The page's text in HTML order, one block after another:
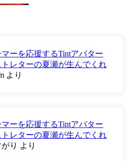
ーを応援するTintアバター
レターの夏瀬が生んでくれ
より
ーを応援するTintアバター
レターの夏瀬が生んでくれ
り より